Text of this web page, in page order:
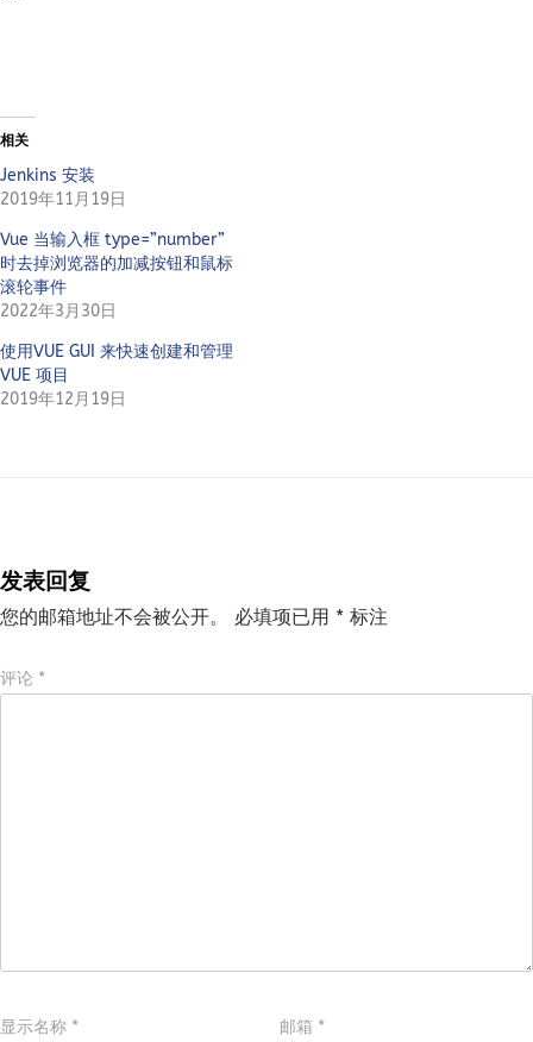
相关
Jenkins 安装
2019年11月19日
Vue 当输入框 type=”number”
时去掉浏览器的加减按钮和鼠标
滚轮事件
2022年3月30日
使用VUE GUI 来快速创建和管理
VUE 项目
2019年12月19日
发表回复
您的邮箱地址不会被公开。 必填项已用 * 标注
评论 *
显示名称 * 邮箱 *